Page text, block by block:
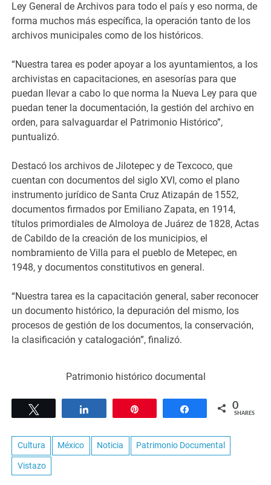
Ley General de Archivos para todo el país y eso norma, de
forma muchos más específica, la operación tanto de los
archivos municipales como de los históricos.
“Nuestra tarea es poder apoyar a los ayuntamientos, a los
archivistas en capacitaciones, en asesorías para que
puedan llevar a cabo lo que norma la Nueva Ley para que
puedan tener la documentación, la gestión del archivo en
orden, para salvaguardar el Patrimonio Histórico”,
puntualizó.
Destacó los archivos de Jilotepec y de Texcoco, que
cuentan con documentos del siglo XVI, como el plano
instrumento jurídico de Santa Cruz Atizapán de 1552,
documentos firmados por Emiliano Zapata, en 1914,
títulos primordiales de Almoloya de Juárez de 1828, Actas
de Cabildo de la creación de los municipios, el
nombramiento de Villa para el pueblo de Metepec, en
1948, y documentos constitutivos en general.
“Nuestra tarea es la capacitación general, saber reconocer
un documento histórico, la depuración del mismo, los
procesos de gestión de los documentos, la conservación,
la clasificación y catalogación”, finalizó.
Patrimonio histórico documental
Share 0
SHARES
Cultura México Noticia Patrimonio Documental
Vistazo